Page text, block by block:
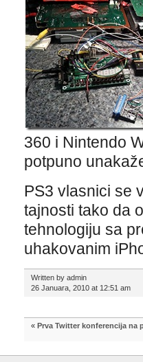
360 i Nintendo
potpuno
PS3 vlasnici se
tajnosti tako da
tehnologiju sa
uhakovanim
Written by admin
26 Januara, 2010 at 12:51 am
« Prva Twitter konferencija na